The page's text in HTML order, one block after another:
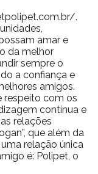
.
amar e
da melhor
sempre o
a confiança e
amigos.
respeito com os
contínua e
relações
que além da
relação única
é: Polipet, o